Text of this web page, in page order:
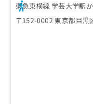
東急東横線 学芸大学駅
〒152-0002 東京都目黒